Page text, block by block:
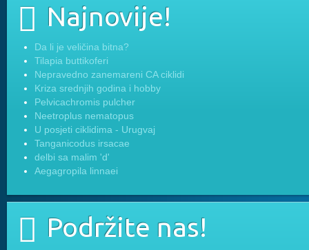
Najnovije!
Da li je veličina bitna?
Tilapia buttikoferi
Nepravedno zanemareni CA ciklidi
Kriza srednjih godina i hobby
Pelvicachromis pulcher
Neetroplus nematopus
U posjeti ciklidima - Urugvaj
Tanganicodus irsacae
delbi sa malim 'd'
Aegagropila linnaei
Podržite nas!